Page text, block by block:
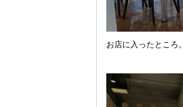
お店に入ったところ。